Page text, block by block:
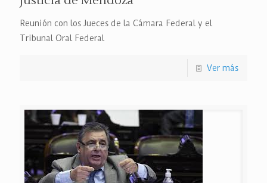
Reunión con los Jueces de la Cámara Federal y el
Tribunal Oral Federal
Ver más